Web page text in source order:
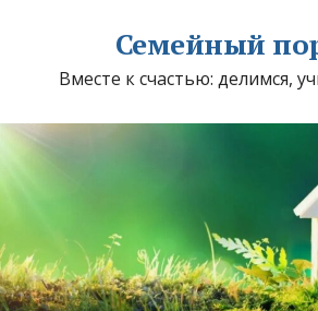
Семейный
Вместе к счастью: делимся,